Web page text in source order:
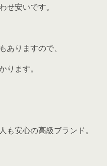
せ安いです。
ありますので、
ります。
も安心の高級ブランド。